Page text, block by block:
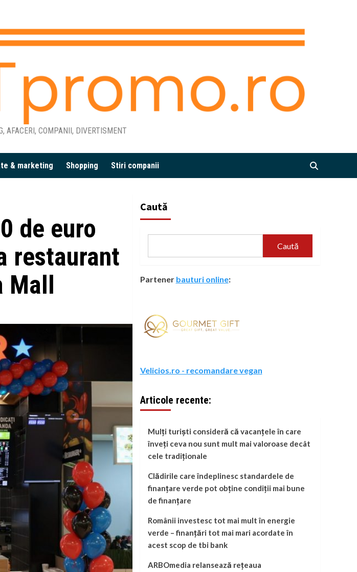
AFACERI, COMPANII, DIVERTISMENT
& marketing Shopping Stiri companii
de euro
restaurant
Mall
Caută
Caută
Partener bauturi online:
Velicios.ro - recomandare vegan
Articole recente:
Mulți turiști consideră că vacanțele în care
înveți ceva nou sunt mult mai valoroase decât
cele tradiționale
Clădirile care îndeplinesc standardele de
finanțare verde pot obține condiții mai bune
de finanțare
Românii investesc tot mai mult în energie
verde – finanțări tot mai mari acordate în
acest scop de tbi bank
ARBOmedia relansează rețeaua